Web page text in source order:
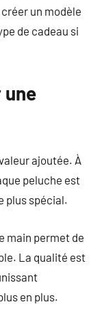
un modèle
de cadeau si
ajoutée. À
peluche est
plus spécial.
main permet de
La qualité est
en plus.